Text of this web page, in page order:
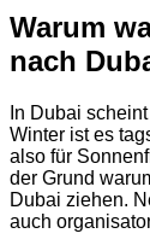
Warum
nach
In Dubai
Winter ist es
also für
der Grund
Dubai ziehen.
auch